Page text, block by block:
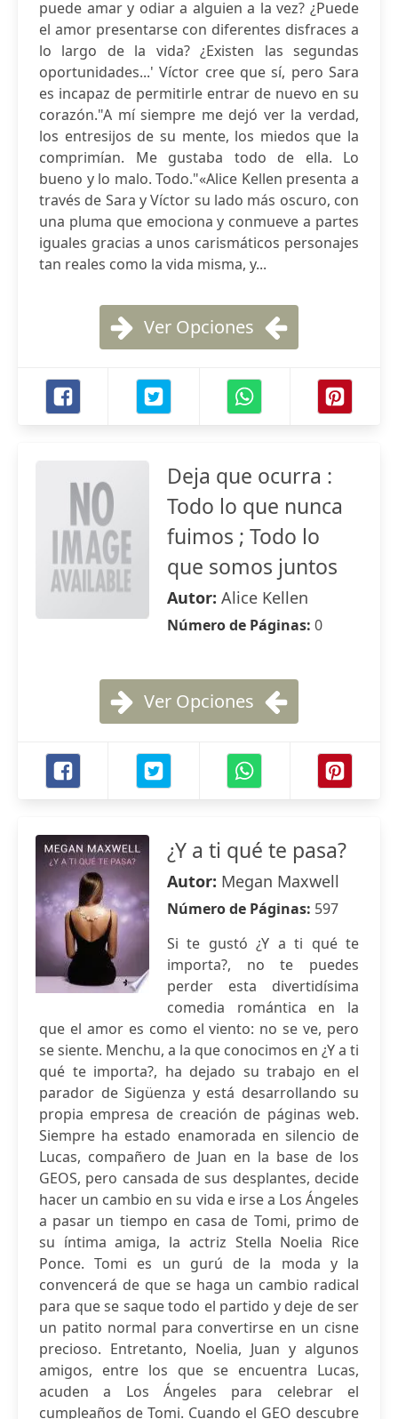
puede amar y odiar a alguien a la vez? ¿Puede
el amor presentarse con diferentes disfraces a
lo largo de la vida? ¿Existen las segundas
oportunidades...' Víctor cree que sí, pero Sara
es incapaz de permitirle entrar de nuevo en su
corazón."A mí siempre me dejó ver la verdad,
los entresijos de su mente, los miedos que la
comprimían. Me gustaba todo de ella. Lo
bueno y lo malo. Todo."«Alice Kellen presenta a
través de Sara y Víctor su lado más oscuro, con
una pluma que emociona y conmueve a partes
iguales gracias a unos carismáticos personajes
tan reales como la vida misma, y...
Ver Opciones
Deja que ocurra :
Todo lo que nunca
fuimos ; Todo lo
que somos juntos
Autor: Alice Kellen
Número de Páginas: 0
Ver Opciones
¿Y a ti qué te pasa?
Autor: Megan Maxwell
Número de Páginas: 597
Si te gustó ¿Y a ti qué te
importa?, no te puedes
perder esta divertidísima
comedia romántica en la
que el amor es como el viento: no se ve, pero
se siente. Menchu, a la que conocimos en ¿Y a ti
qué te importa?, ha dejado su trabajo en el
parador de Sigüenza y está desarrollando su
propia empresa de creación de páginas web.
Siempre ha estado enamorada en silencio de
Lucas, compañero de Juan en la base de los
GEOS, pero cansada de sus desplantes, decide
hacer un cambio en su vida e irse a Los Ángeles
a pasar un tiempo en casa de Tomi, primo de
su íntima amiga, la actriz Stella Noelia Rice
Ponce. Tomi es un gurú de la moda y la
convencerá de que se haga un cambio radical
para que se saque todo el partido y deje de ser
un patito normal para convertirse en un cisne
precioso. Entretanto, Noelia, Juan y algunos
amigos, entre los que se encuentra Lucas,
acuden a Los Ángeles para celebrar el
cumpleaños de Tomi. Cuando el GEO descubre